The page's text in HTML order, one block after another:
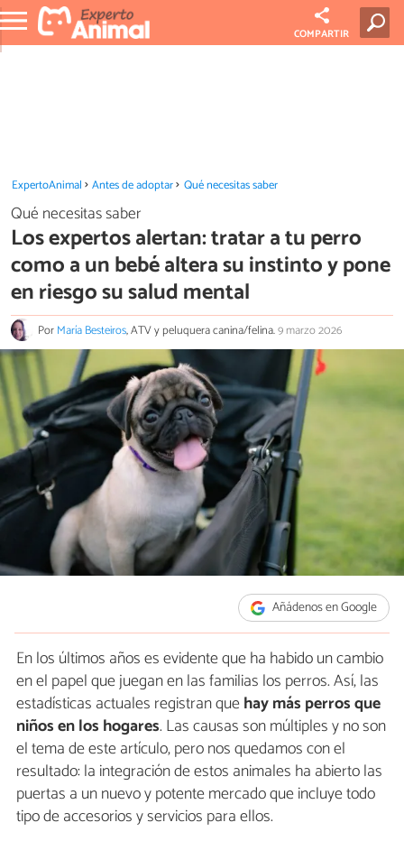
COMPARTIR
ExpertoAnimal Antes de adoptar Qué necesitas saber
Qué necesitas saber
Los expertos alertan: tratar a tu perro
como a un bebé altera su instinto y pone
en riesgo su salud mental
PorMaría Besteiros, ATV y peluquera canina/felina.9 marzo 2026
Añádenos en Google
En los últimos años es evidente que ha habido un cambio
en el papel que juegan en las familias los perros. Así, las
estadísticas actuales registran quehay más perros que
niños en los hogares. Las causas son múltiples y no son
el tema de este artículo, pero nos quedamos con el
resultado: la integración de estos animales ha abierto las
puertas a un nuevo y potente mercado que incluye todo
tipo de accesorios y servicios para ellos.